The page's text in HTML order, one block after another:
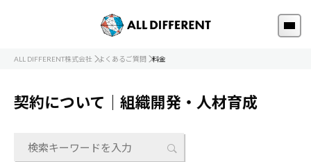
ALL DIFFERENT株式会社 よくあるご質問 料金
契約について｜組織開発・人材育成